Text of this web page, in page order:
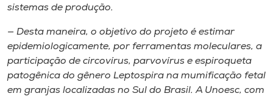
sistemas de produção.
— Desta maneira, o objetivo do projeto é estimar
epidemiologicamente, por ferramentas moleculares, a
participação de circovírus, parvovírus e espiroqueta
patogênica do gênero Leptospira na mumificação fetal
em granjas localizadas no Sul do Brasil. A Unoesc, com